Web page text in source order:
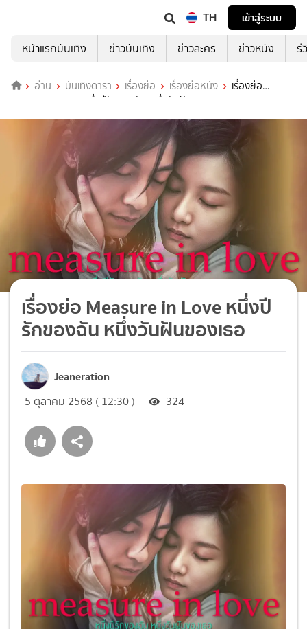
TH
เข้าสู่ระบบ
หน้าแรกบันเทิง
ข่าวบันเทิง ข่าวละคร ข่าวหนัง รี
อ่าน บันเทิงดารา เรื่องย่อ เรื่องย่อหนัง
เรื่องย่อ
Measure in Love หนึ่งปีรักของฉัน หนึ่งวันฝันของเธอ
เรื่องย่อ Measure in Love หนึ่งปี
รักของฉัน หนึ่งวันฝันของเธอ
Jeaneration
5 ตุลาคม 2568 ( 12:30 ) 324